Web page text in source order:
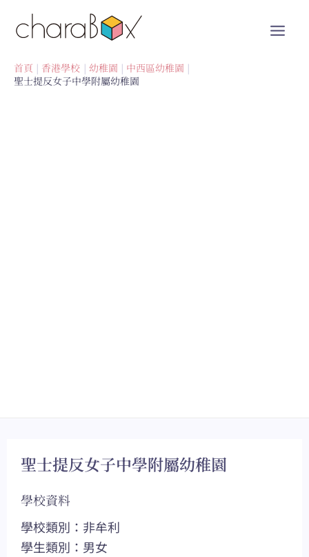
首頁 香港學校 幼稚園
中西區幼稚園
聖士提反女子中學附屬幼稚園
聖士提反女子中學附屬幼稚園
學校資料
學校類別：非牟利
學生類別：男女